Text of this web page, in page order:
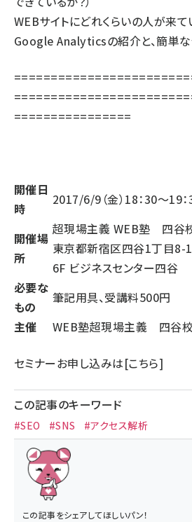
WEBサイトにどれくらいの人が来て
Google Analyticsの紹介と、簡単な
================
開催日
時
2017/6/9（金）18：30〜19：
開催場
所
超現場主義 WEB塾 四谷
東京都新宿区四谷1丁目
6F ビジネスセンター四谷
必要な
もの
筆記用具、受講料500円
主催
WEB塾超現場主義 四谷校
セミナーお申し込みは[こちら]
この記事のキーワード
#SEO #SNS #アクセス解析
この記事をシェアしてほしいパン！